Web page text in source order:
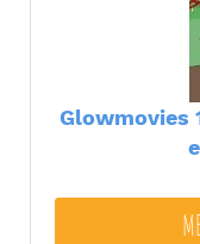
Glowmovies